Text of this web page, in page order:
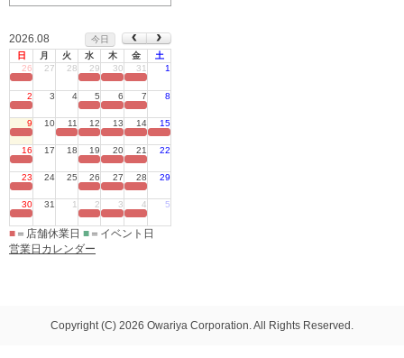
2026.08
今日
日
月 火 水 木 金
土
26
27 28 29 30 31 1
2 3 4 5 6 7 8
9 10 11 12 13 14 15
16 17 18 19 20 21 22
23 24 25 26 27 28 29
30 31 1 2 3 4 5
■ ＝店舗休業日 ■ ＝イベント日
営業日カレンダー
Copyright (C) 2026 Owariya Corporation. All Rights Reserved.